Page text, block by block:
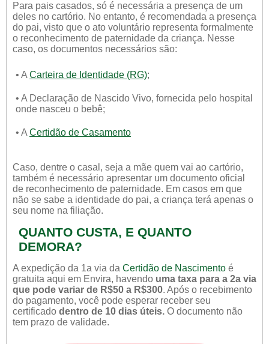
Para pais casados, só é necessária a presença de um
deles no cartório. No entanto, é recomendada a presença
do pai, visto que o ato voluntário representa formalmente
o reconhecimento de paternidade da criança. Nesse
caso, os documentos necessários são:
• A Carteira de Identidade (RG);
• A Declaração de Nascido Vivo, fornecida pelo hospital
onde nasceu o bebê;
• A Certidão de Casamento
Caso, dentre o casal, seja a mãe quem vai ao cartório,
também é necessário apresentar um documento oficial
de reconhecimento de paternidade. Em casos em que
não se sabe a identidade do pai, a criança terá apenas o
seu nome na filiação.
QUANTO CUSTA, E QUANTO
DEMORA?
A expedição da 1a via da Certidão de Nascimento é
gratuita aqui em Envira, havendo uma taxa para a 2a via
que pode variar de R$50 a R$300. Após o recebimento
do pagamento, você pode esperar receber seu
certificado dentro de 10 dias úteis. O documento não
tem prazo de validade.